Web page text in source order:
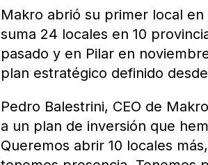
Makro abrió su primer local
suma 24 locales en 10
pasado y en Pilar en
plan estratégico definido
Pedro Balestrini, CEO de
a un plan de inversión que
Queremos abrir 10 locales